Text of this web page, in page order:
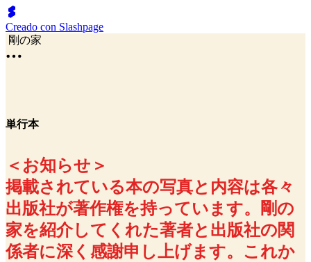
Creado con Slashpage
剛の家
単行本
＜お知らせ＞
掲載されている本の写真と内容は各々
出版社が著作権を持っています。剛の
家を紹介してくれた著者と出版社の関
係者に深く感謝申し上げます。これか